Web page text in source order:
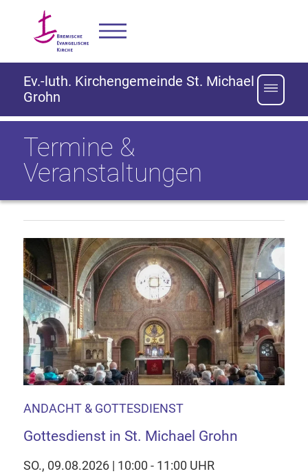
Ev.-luth. Kirchengemeinde St. Michael
Grohn
Termine &
Veranstaltungen
ANDACHT & GOTTESDIENST
Gottesdienst in St. Michael Grohn
SO., 09.08.2026 | 10:00 - 11:00 UHR